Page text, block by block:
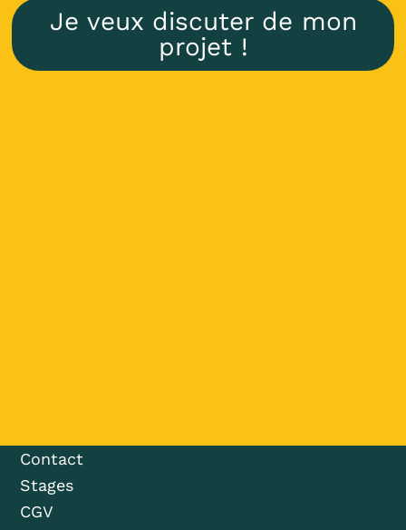
Je veux discuter de mon
projet !
Contact
Stages
CGV